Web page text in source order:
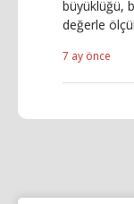
büyüklüğü,
değerle
7 ay önce